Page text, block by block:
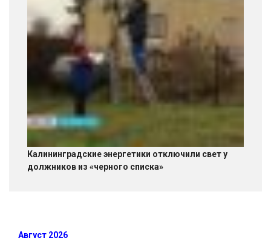
Калининградские энергетики отключили свет у
должников из «черного списка»
Август 2026